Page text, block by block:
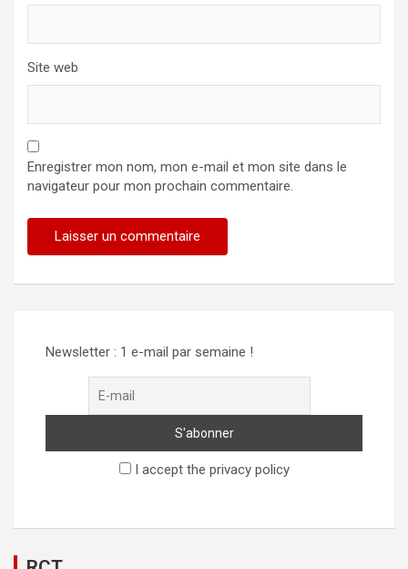
Site web
Enregistrer mon nom, mon e-mail et mon site dans le
navigateur pour mon prochain commentaire.
Newsletter : 1 e-mail par semaine !
I accept the privacy policy